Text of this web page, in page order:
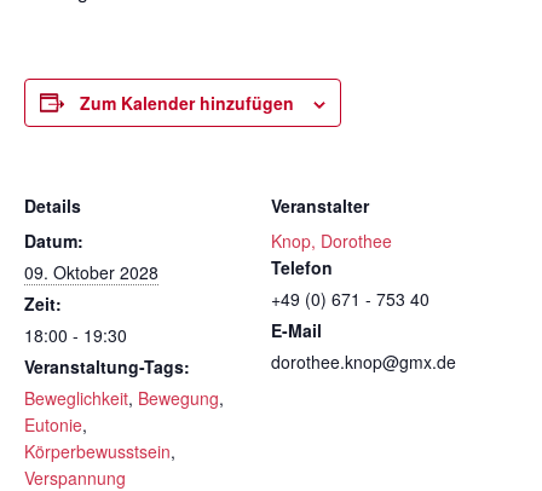
Zum Kalender hinzufügen
Details
Datum:
09. Oktober 2028
Zeit:
18:00 - 19:30
Veranstaltung-Tags:
Beweglichkeit, Bewegung,
Eutonie,
Körperbewusstsein,
Verspannung
Veranstalter
Knop, Dorothee
Telefon
+49 (0) 671 - 753 40
E-Mail
dorothee.knop@gmx.de